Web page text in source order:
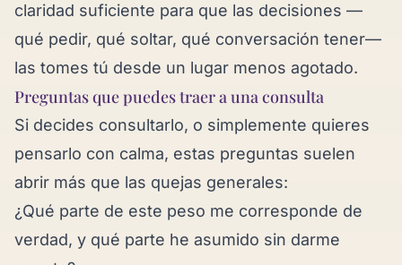
claridad suficiente para que las decisiones —
qué pedir, qué soltar, qué conversación tener—
las tomes tú desde un lugar menos agotado.
Preguntas que puedes traer a una consulta
Si decides consultarlo, o simplemente quieres
pensarlo con calma, estas preguntas suelen
abrir más que las quejas generales:
¿Qué parte de este peso me corresponde de
verdad, y qué parte he asumido sin darme